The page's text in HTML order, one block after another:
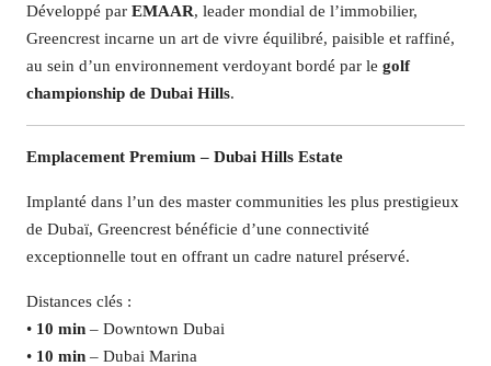
Développé par EMAAR, leader mondial de l’immobilier,
Greencrest incarne un art de vivre équilibré, paisible et raffiné,
au sein d’un environnement verdoyant bordé par le golf
championship de Dubai Hills.
Emplacement Premium – Dubai Hills Estate
Implanté dans l’un des master communities les plus prestigieux
de Dubaï, Greencrest bénéficie d’une connectivité
exceptionnelle tout en offrant un cadre naturel préservé.
Distances clés :
• 10 min – Downtown Dubai
• 10 min – Dubai Marina